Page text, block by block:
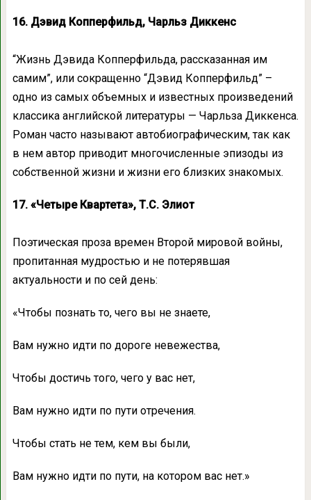
16. Дэвид Копперфильд, Чарльз Диккенс
“Жизнь Дэвида Копперфильда, рассказанная им
самим”, или сокращенно “Дэвид Копперфильд” –
одно из самых объемных и известных произведений
классика английской литературы — Чарльза Диккенса.
Роман часто называют автобиографическим, так как
в нем автор приводит многочисленные эпизоды из
собственной жизни и жизни его близких знакомых.
17. «Четыре Квартета», Т.С. Элиот
Поэтическая проза времен Второй мировой войны,
пропитанная мудростью и не потерявшая
актуальности и по сей день:
«Чтобы познать то, чего вы не знаете,
Вам нужно идти по дороге невежества,
Чтобы достичь того, чего у вас нет,
Вам нужно идти по пути отречения.
Чтобы стать не тем, кем вы были,
Вам нужно идти по пути, на котором вас нет.»